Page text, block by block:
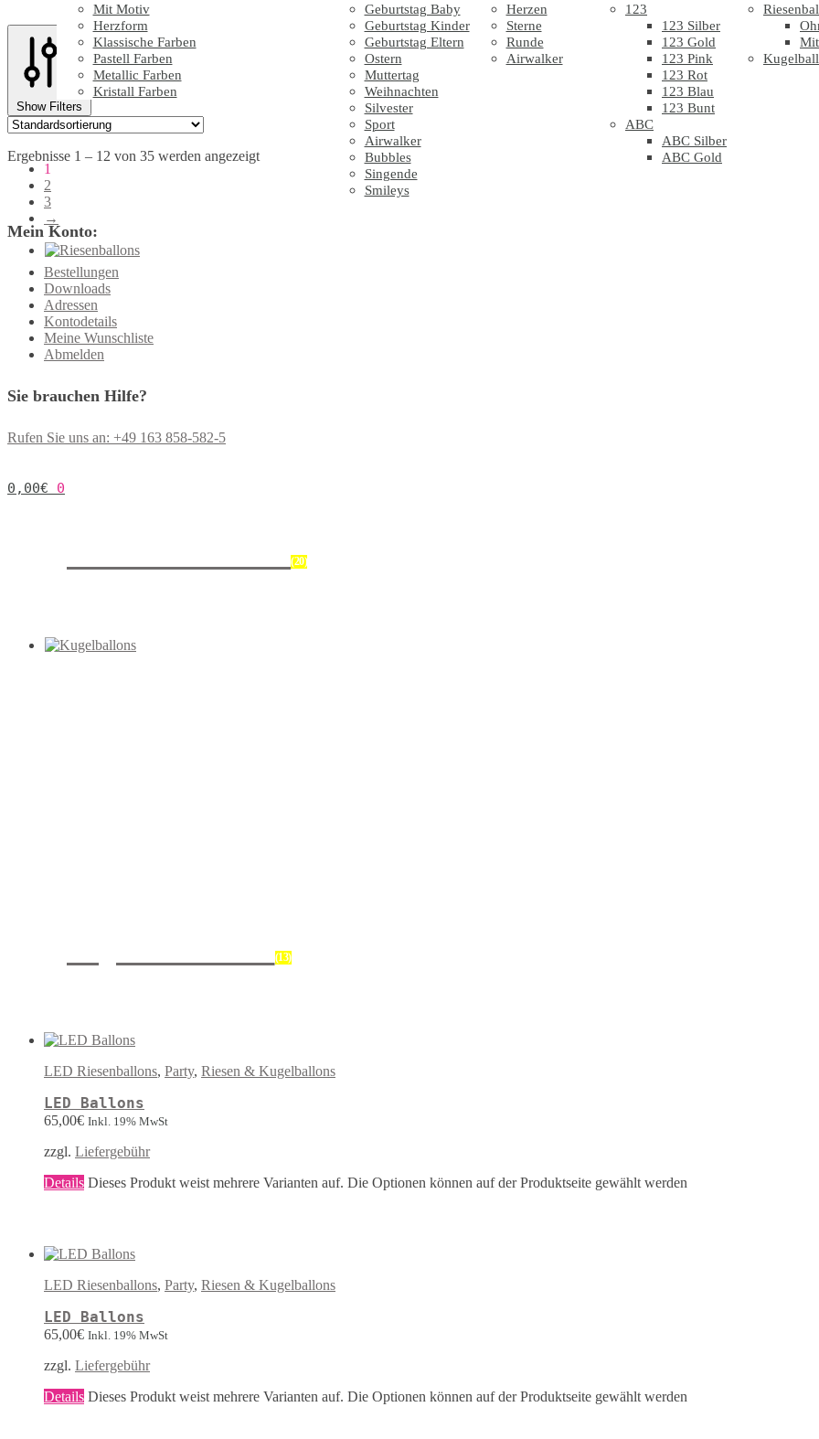
Mit Motiv
Herzform
Klassische Farben
Pastell Farben
Metallic Farben
Kristall Farben
Geburtstag Baby
Geburtstag Kinder
Geburtstag Eltern
Ostern
Muttertag
Weihnachten
Silvester
Sport
Airwalker
Bubbles
Singende
Smileys
Herzen
Sterne
Runde
Airwalker
123
123 Silber
123 Gold
123 Pink
123 Rot
123 Blau
123 Bunt
ABC
ABC Silber
ABC Gold
Mein Konto:
Bestellungen
Downloads
Adressen
Kontodetails
Meine Wunschliste
Abmelden
Sie brauchen Hilfe?
Rufen Sie uns an: +49 163 858-582-5
0,00€ 0
Show Filters
Ergebnisse 1 – 12 von 35 werden angezeigt
1
2
3
→
(20)
(13)
LED Riesenballons, Party, Riesen & Kugelballons
LED Ballons
65,00€ Inkl. 19% MwSt
zzgl. Liefergebühr
Details Dieses Produkt weist mehrere Varianten auf. Die Optionen können auf der Produktseite gewählt werden
LED Riesenballons, Party, Riesen & Kugelballons
LED Ballons
65,00€ Inkl. 19% MwSt
zzgl. Liefergebühr
Details Dieses Produkt weist mehrere Varianten auf. Die Optionen können auf der Produktseite gewählt werden